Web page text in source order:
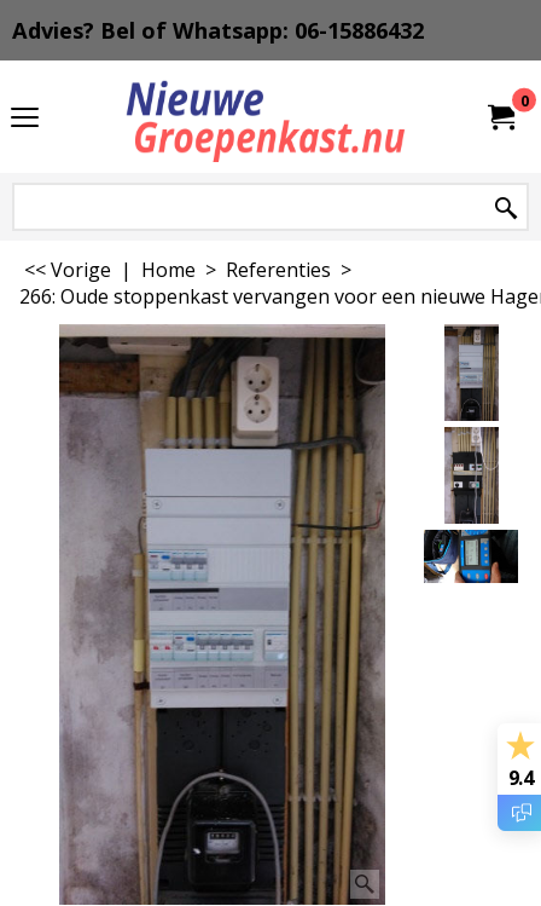
Advies? Bel of Whatsapp: 06-15886432
0
<< Vorige | Home > Referenties >
266: Oude stoppenkast vervangen voor een nieuwe
9.4